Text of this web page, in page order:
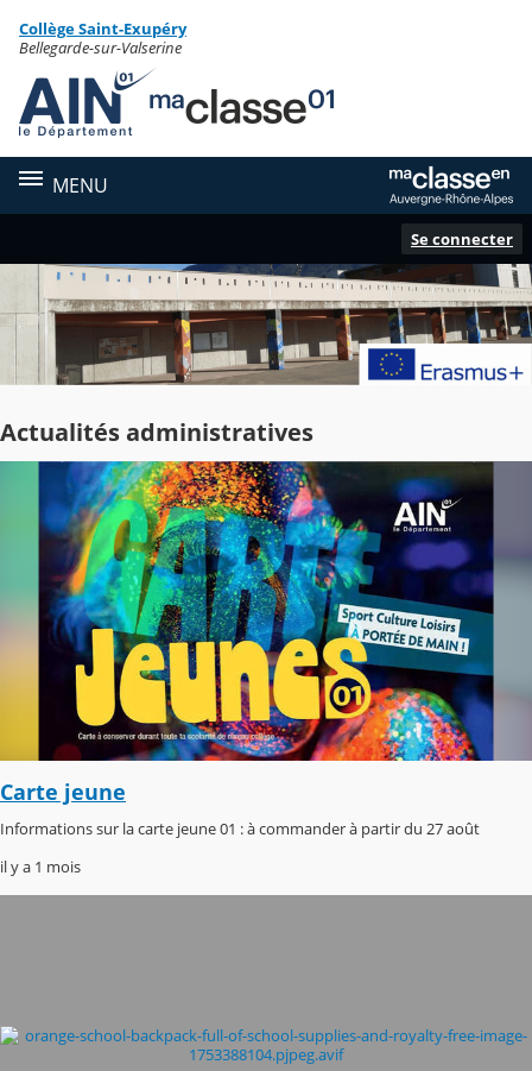
Contenu
Collège Saint-Exupéry
Bellegarde-sur-Valserine
MENU
Se connecter
Actualités administratives
Carte jeune
Informations sur la carte jeune 01 : à commander à partir du 27 août
il y a 1 mois